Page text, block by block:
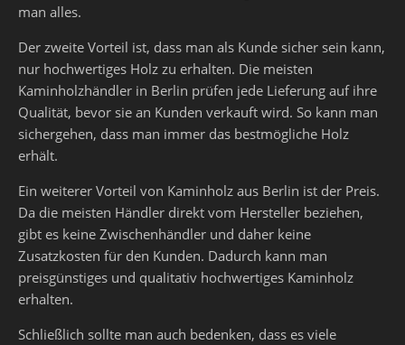
man alles.
Der zweite Vorteil ist, dass man als Kunde sicher sein kann,
nur hochwertiges Holz zu erhalten. Die meisten
Kaminholzhändler in Berlin prüfen jede Lieferung auf ihre
Qualität, bevor sie an Kunden verkauft wird. So kann man
sichergehen, dass man immer das bestmögliche Holz
erhält.
Ein weiterer Vorteil von Kaminholz aus Berlin ist der Preis.
Da die meisten Händler direkt vom Hersteller beziehen,
gibt es keine Zwischenhändler und daher keine
Zusatzkosten für den Kunden. Dadurch kann man
preisgünstiges und qualitativ hochwertiges Kaminholz
erhalten.
Schließlich sollte man auch bedenken, dass es viele